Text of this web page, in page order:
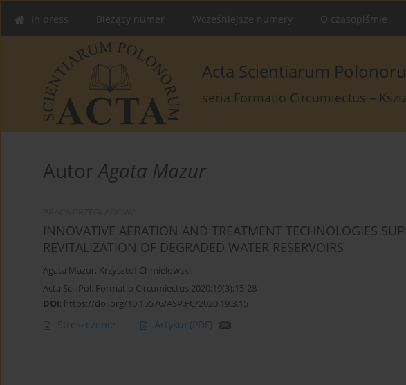
In press Bieżący numer Wcześniejsze numery O czasopiśmie
Acta Scientiarum
seria Formatio Circumiectus –
AutorAgata Mazur
INNOVATIVE AERATION AND TREATMENT TECHNOLOGIES
REVITALIZATION OF DEGRADED WATER RESERVOIRS
Agata Mazur, Krzysztof Chmielowski
Acta Sci. Pol. Formatio Circumiectus 2020;19(3):15-28
DOI: https://doi.org/10.15576/ASP.FC/2020.19.3.15
Streszczenie Artykuł (PDF)